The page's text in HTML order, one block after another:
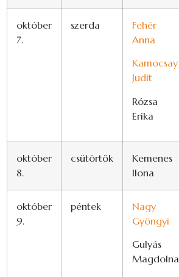
október
7.
szerda
Fehér
Anna
Kamocsay
Judit
Rózsa
Erika
október
8.
csütörtök
Kemenes
Ilona
október
9.
péntek
Nagy
Gyöngyi
Gulyás
Magdolna